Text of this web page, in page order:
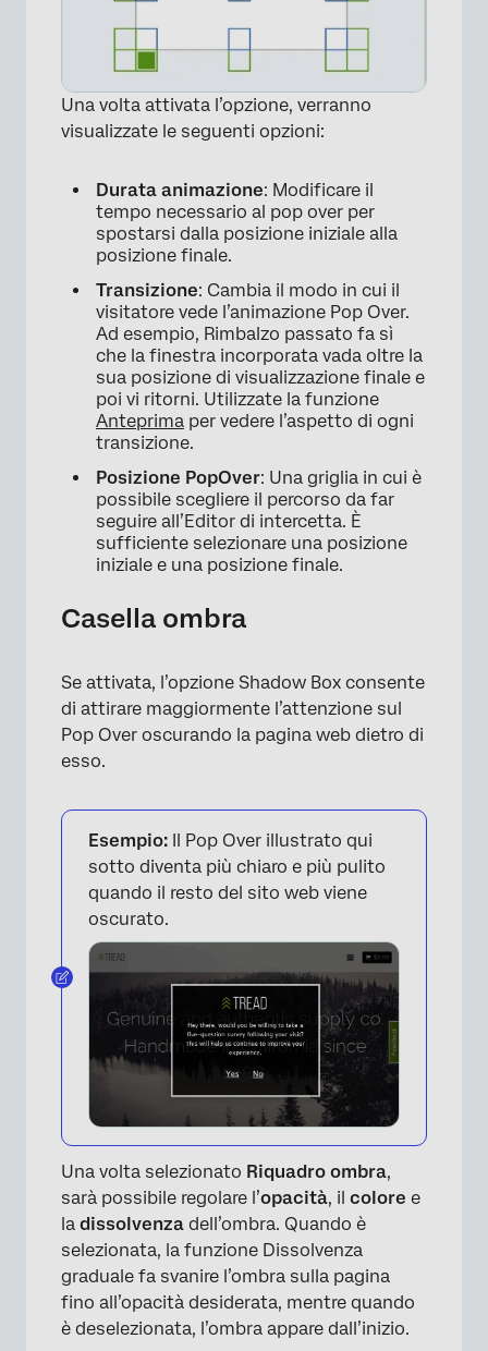
×
Una volta attivata l’opzione, verranno
visualizzate le seguenti opzioni:
Durata animazione: Modificare il
tempo necessario al pop over per
spostarsi dalla posizione iniziale alla
posizione finale.
Transizione: Cambia il modo in cui il
visitatore vede l’animazione Pop Over.
Ad esempio, Rimbalzo passato fa sì
che la finestra incorporata vada oltre la
sua posizione di visualizzazione finale e
poi vi ritorni. Utilizzate la funzione
Anteprima per vedere l’aspetto di ogni
transizione.
Posizione PopOver: Una griglia in cui è
possibile scegliere il percorso da far
seguire all’Editor di intercetta. È
sufficiente selezionare una posizione
iniziale e una posizione finale.
Casella ombra
Se attivata, l’opzione Shadow Box consente
di attirare maggiormente l’attenzione sul
Pop Over oscurando la pagina web dietro di
esso.
Esempio: Il Pop Over illustrato qui
sotto diventa più chiaro e più pulito
quando il resto del sito web viene
oscurato.
Una volta selezionato Riquadro ombra,
sarà possibile regolare l’opacità, il colore e
la dissolvenza dell’ombra. Quando è
selezionata, la funzione Dissolvenza
graduale fa svanire l’ombra sulla pagina
fino all’opacità desiderata, mentre quando
è deselezionata, l’ombra appare dall’inizio.